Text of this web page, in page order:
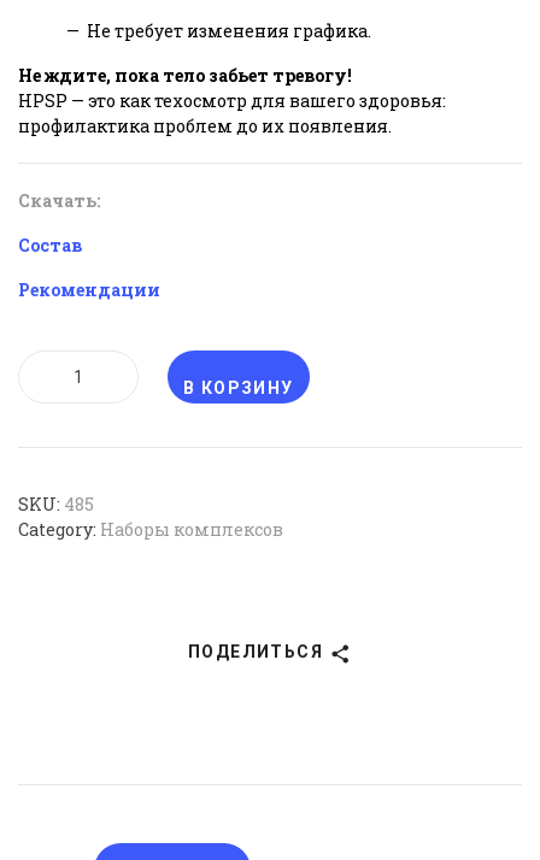
— Не требует изменения графика.
Не ждите, пока тело забьет тревогу!
HPSP — это как техосмотр для вашего здоровья:
профилактика проблем до их появления.
Скачать:
Состав
Рекомендации
ТОВАРА
АКТИВНЫЙ
В КОРЗИНУ
SKU: 485
Category: Наборы комплексов
ПОДЕЛИТЬСЯ